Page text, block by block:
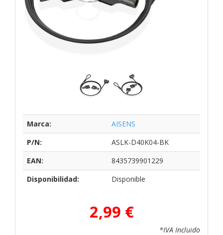
Marca:
AISENS
P/N:
ASLK-D40K04-BK
EAN:
8435739901229
Disponibilidad:
Disponible
2,99 €
*IVA Incluido